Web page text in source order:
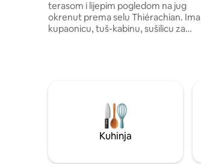
terasom i lijepim pogledom na jug
okrenut prema selu Thiérachian. Ima
kupaonicu, tuš-kabinu, sušilicu za
vikend s parom, obitelji ili prijateljima.
Dvorište i veliki zatvoreni parking za
automobile ili bicikle.
Kuhinja